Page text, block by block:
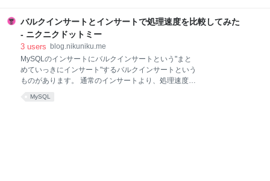
ザ
を 設定します。MaxRequestsPerChild 個のリクエストの後に、子プロ
セスは終了します。 MaxRequestsPerChild が 0 に設定されている場合
は、プロセスは期限切れにより終了することはありません。 今回検証す
る環境はこんな感じです。 ・Apache/2.2.15 (Unix) ・CentOS release
6.5 (Final) configはこんな感じ。 <IfModule prefork
バルクインサートとインサートで処理速度を比較してみた
- ニクニクドットミー
3 users blog.nikuniku.me
MySQLのインサートにバルクインサートという"まと
めていっきにインサート"するバルクインサートという
ものがあります。 通常のインサートより、処理速度が
か試してみたいと思います。 以下、環境。 OS:Mac
MySQL